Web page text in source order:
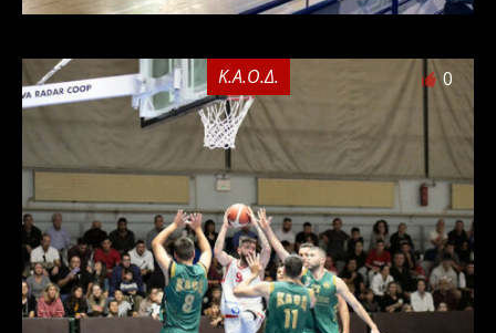
Κ.Α.Ο.Δ. 0